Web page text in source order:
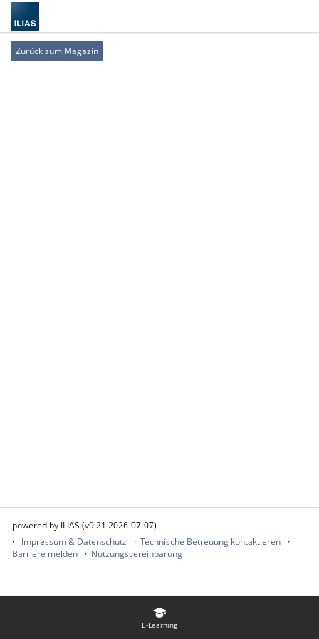
E-Learning
Zurück zum Magazin
powered by ILIAS (v9.21 2026-07-07)
Impressum & Datenschutz
Technische Betreuung kontaktieren
Barriere melden
Nutzungsvereinbarung